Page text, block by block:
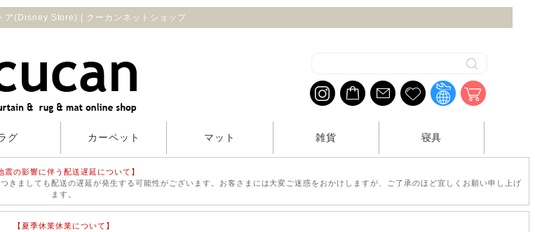
ア(Disney Store) | クーカンネットショップ
グ カーペット マット 雑貨 寝具
震の影響に伴う配送遅延について】
ましても配送の遅延が発生する可能性がございます。お客さまには大変ご迷惑をおかけしますが、ご了承のほど宜しくお願い申し上げ
ます。
【夏季休業休業について】